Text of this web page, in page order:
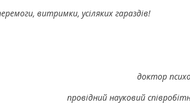
витримки, усіляких гараздів!
доктор
провідний науковий